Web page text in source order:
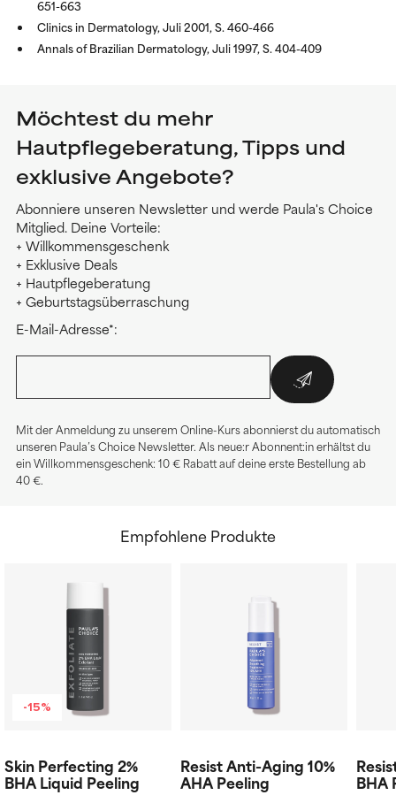
651-663
Clinics in Dermatology, Juli 2001, S. 460-466
Annals of Brazilian Dermatology, Juli 1997, S. 404-409
Möchtest du mehr
Hautpflegeberatung, Tipps und
exklusive Angebote?
Abonniere unseren Newsletter und werde Paula's Choice
Mitglied. Deine Vorteile:
+ Willkommensgeschenk
+ Exklusive Deals
+ Hautpflegeberatung
+ Geburtstagsüberraschung
E-Mail-Adresse*:
Mit der Anmeldung zu unserem Online-Kurs abonnierst du automatisch
unseren Paula’s Choice Newsletter. Als neue:r Abonnent:in erhältst du
ein Willkommensgeschenk: 10 € Rabatt auf deine erste Bestellung ab
40 €.
Empfohlene Produkte
-15%
Skin Perfecting 2%
BHA Liquid Peeling
Resist Anti-Aging 10%
AHA Peeling BHA